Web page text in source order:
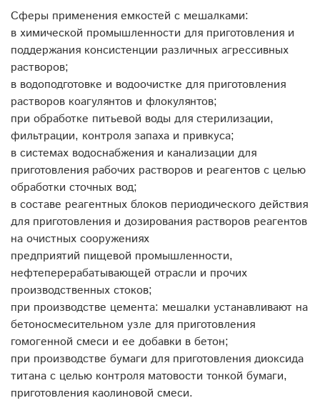
Сферы применения емкостей с мешалками:
в химической промышленности для приготовления и
поддержания консистенции различных агрессивных
растворов;
в водоподготовке и водоочистке для приготовления
растворов коагулянтов и флокулянтов;
при обработке питьевой воды для стерилизации,
фильтрации, контроля запаха и привкуса;
в системах водоснабжения и канализации для
приготовления рабочих растворов и реагентов с целью
обработки сточных вод;
в составе реагентных блоков периодического действия
для приготовления и дозирования растворов реагентов
на очистных сооружениях
предприятий пищевой промышленности,
нефтеперерабатывающей отрасли и прочих
производственных стоков;
при производстве цемента: мешалки устанавливают на
бетоносмесительном узле для приготовления
гомогенной смеси и ее добавки в бетон;
при производстве бумаги для приготовления диоксида
титана с целью контроля матовости тонкой бумаги,
приготовления каолиновой смеси.